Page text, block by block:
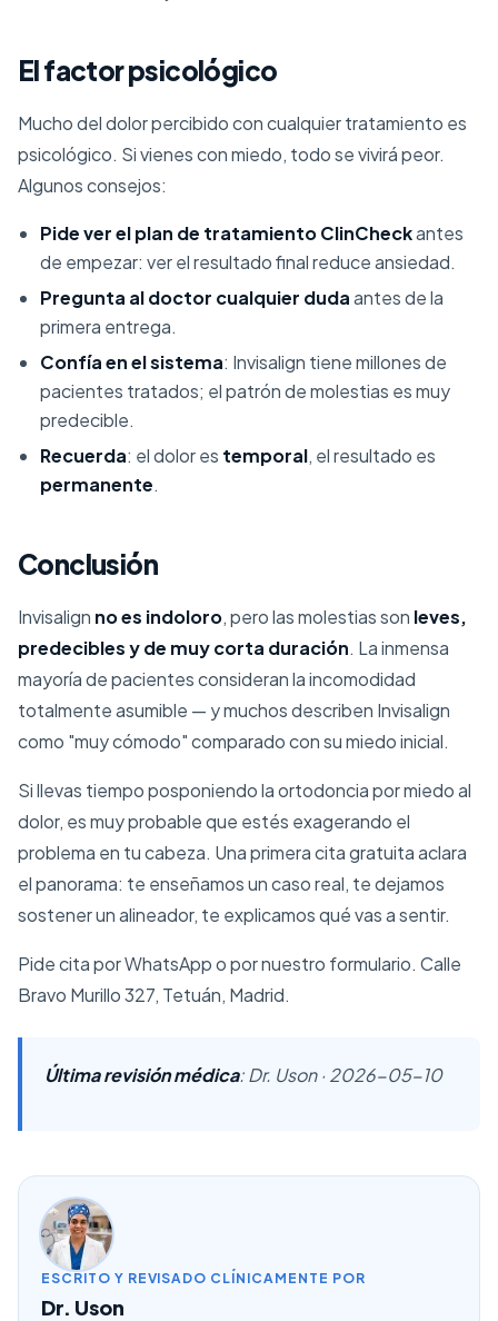
El factor psicológico
Mucho del dolor percibido con cualquier tratamiento es
psicológico. Si vienes con miedo, todo se vivirá peor.
Algunos consejos:
Pide ver el plan de tratamiento ClinCheckantes
de empezar: ver el resultado final reduce ansiedad.
Pregunta al doctor cualquier dudaantes de la
primera entrega.
Confía en el sistema: Invisalign tiene millones de
pacientes tratados; el patrón de molestias es muy
predecible.
Recuerda: el dolor es temporal, el resultado es
permanente.
Conclusión
Invisalign no es indoloro, pero las molestias son leves,
predecibles y de muy corta duración. La inmensa
mayoría de pacientes consideran la incomodidad
totalmente asumible — y muchos describen Invisalign
como "muy cómodo" comparado con su miedo inicial.
Si llevas tiempo posponiendo la ortodoncia por miedo al
dolor, es muy probable que estés exagerando el
problema en tu cabeza. Una primera cita gratuita aclara
el panorama: te enseñamos un caso real, te dejamos
sostener un alineador, te explicamos qué vas a sentir.
Pide cita porWhatsAppo por nuestro formulario. Calle
Bravo Murillo 327, Tetuán, Madrid.
Última revisión médica: Dr. Uson · 2026-05-10
ESCRITO Y REVISADO CLÍNICAMENTE POR
Dr. Uson